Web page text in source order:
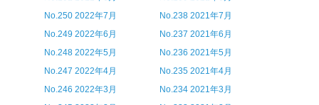
No.250 2022年7月
No.249 2022年6月
No.248 2022年5月
No.247 2022年4月
No.246 2022年3月
No.238 2021年7月
No.237 2021年6月
No.236 2021年5月
No.235 2021年4月
No.234 2021年3月